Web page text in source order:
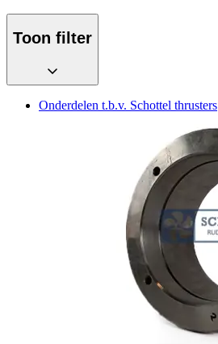
Toon filter
Onderdelen t.b.v. Schottel thrusters
SRP100/103 onderdelen
SRP110 onderdelen
SRP130/132 onderdelen
SRP150/151/152 onderdelen
SRP170 onderdelen
SRP200 onderdelen
SRP225 onderdelen
SRP226 onderdelen
SRP300 onderdelen
SRP330 onderdelen
SRP500 onderdelen
SRP503 onderdelen
SRP505 onderdelen